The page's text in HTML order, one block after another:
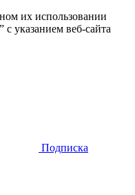
их использовании
указанием веб-сайта
Подписка